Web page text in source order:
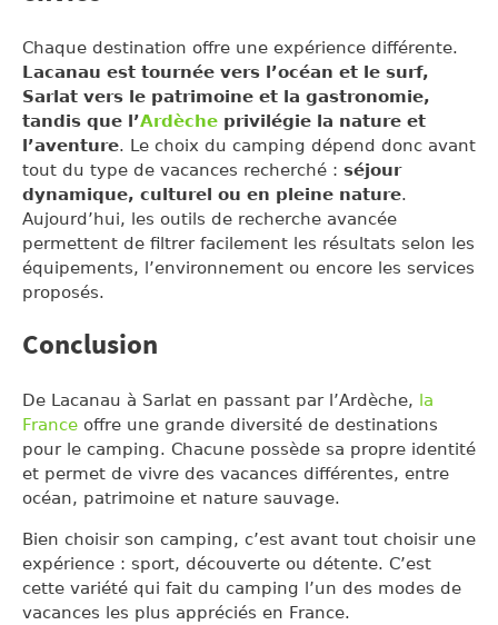
Chaque destination offre une expérience différente.
Lacanau est tournée vers l’océan et le surf,
Sarlat vers le patrimoine et la gastronomie,
tandis que l’Ardèche privilégie la nature et
l’aventure. Le choix du camping dépend donc avant
tout du type de vacances recherché : séjour
dynamique, culturel ou en pleine nature.
Aujourd’hui, les outils de recherche avancée
permettent de filtrer facilement les résultats selon les
équipements, l’environnement ou encore les services
proposés.
Conclusion
De Lacanau à Sarlat en passant par l’Ardèche, la
France offre une grande diversité de destinations
pour le camping. Chacune possède sa propre identité
et permet de vivre des vacances différentes, entre
océan, patrimoine et nature sauvage.
Bien choisir son camping, c’est avant tout choisir une
expérience : sport, découverte ou détente. C’est
cette variété qui fait du camping l’un des modes de
vacances les plus appréciés en France.